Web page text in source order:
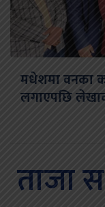
मधेशमा वनका
लगाएपछि
ताजा